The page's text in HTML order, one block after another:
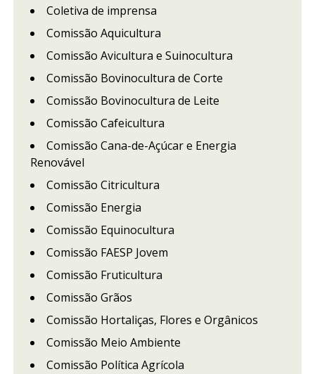
Coletiva de imprensa
Comissão Aquicultura
Comissão Avicultura e Suinocultura
Comissão Bovinocultura de Corte
Comissão Bovinocultura de Leite
Comissão Cafeicultura
Comissão Cana-de-Açúcar e Energia
Renovável
Comissão Citricultura
Comissão Energia
Comissão Equinocultura
Comissão FAESP Jovem
Comissão Fruticultura
Comissão Grãos
Comissão Hortaliças, Flores e Orgânicos
Comissão Meio Ambiente
Comissão Política Agrícola